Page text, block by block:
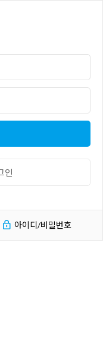
인
아이디/비밀번호